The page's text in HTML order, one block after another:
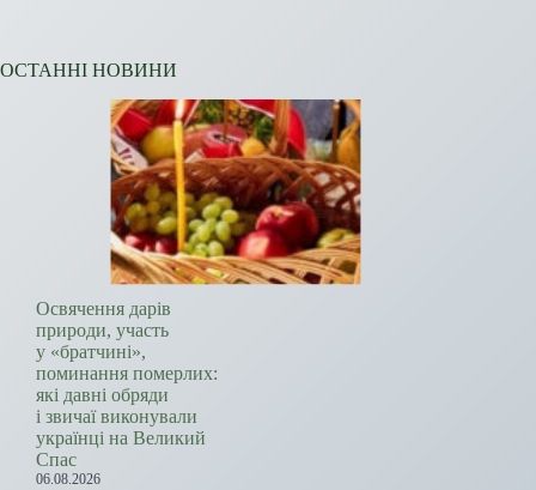
ОСТАННІ НОВИНИ
Освячення дарів
природи, участь
у «братчині»,
поминання померлих:
які давні обряди
і звичаї виконували
українці на Великий
Спас
06.08.2026